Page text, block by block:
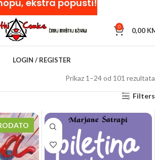
0 0,00
LOGIN / REGISTER
Prikaz 1–24 od 101 rezultata
Filters
ekstra popusti!